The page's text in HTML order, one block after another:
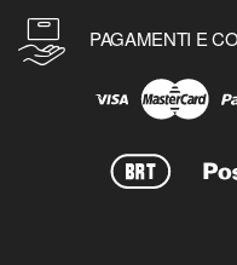
PAGAMENTI E